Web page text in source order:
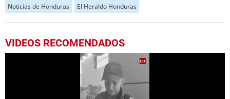
Noticias de Honduras El Heraldo Honduras
VIDEOS RECOMENDADOS